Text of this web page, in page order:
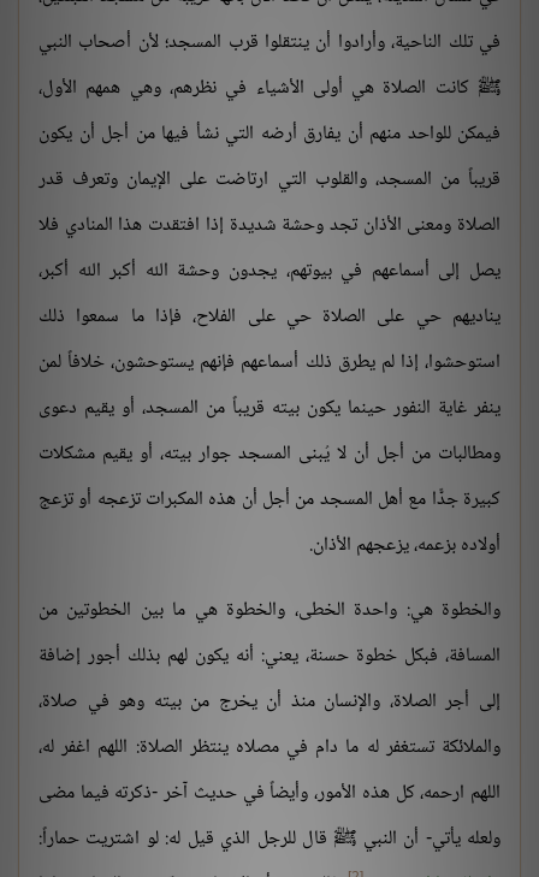
في تلك الناحية، وأرادوا أن ينتقلوا قرب المسجد؛ لأن أصحاب النبي
ﷺ كانت الصلاة هي أولى الأشياء في نظرهم، وهي همهم الأول،
فيمكن للواحد منهم أن يفارق أرضه التي نشأ فيها من أجل أن يكون
قريباً من المسجد، والقلوب التي ارتاضت على الإيمان وتعرف قدر
الصلاة ومعنى الأذان تجد وحشة شديدة إذا افتقدت هذا المنادي فلا
يصل إلى أسماعهم في بيوتهم، يجدون وحشة الله أكبر الله أكبر،
يناديهم حي على الصلاة حي على الفلاح، فإذا ما سمعوا ذلك
استوحشوا، إذا لم يطرق ذلك أسماعهم فإنهم يستوحشون، خلافاً لمن
ينفر غاية النفور حينما يكون بيته قريباً من المسجد، أو يقيم دعوى
ومطالبات من أجل أن لا يُبنى المسجد جوار بيته، أو يقيم مشكلات
كبيرة جدًّا مع أهل المسجد من أجل أن هذه المكبرات تزعجه أو تزعج
أولاده بزعمه، يزعجهم الأذان.
والخطوة هي: واحدة الخطى، والخطوة هي ما بين الخطوتين من
المسافة، فبكل خطوة حسنة، يعني: أنه يكون لهم بذلك أجور إضافة
إلى أجر الصلاة، والإنسان منذ أن يخرج من بيته وهو في صلاة،
والملائكة تستغفر له ما دام في مصلاه ينتظر الصلاة: اللهم اغفر له،
اللهم ارحمه، كل هذه الأمور، وأيضاً في حديث آخر -ذكرته فيما مضى
ولعله يأتي- أن النبي ﷺ قال للرجل الذي قيل له: لو اشتريت حماراً: